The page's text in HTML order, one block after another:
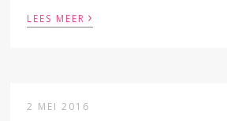
LEES MEER ›
2 MEI 2016